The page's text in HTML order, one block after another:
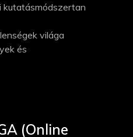
kutatásmódszertan
világa
és
(Online